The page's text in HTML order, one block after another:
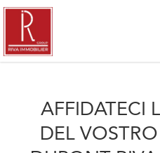
AFFIDATECI
DEL